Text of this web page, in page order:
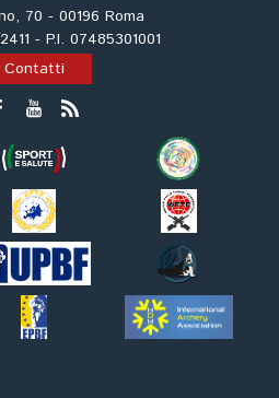
70 - 00196 Roma
- P.I. 07485301001
Contatti